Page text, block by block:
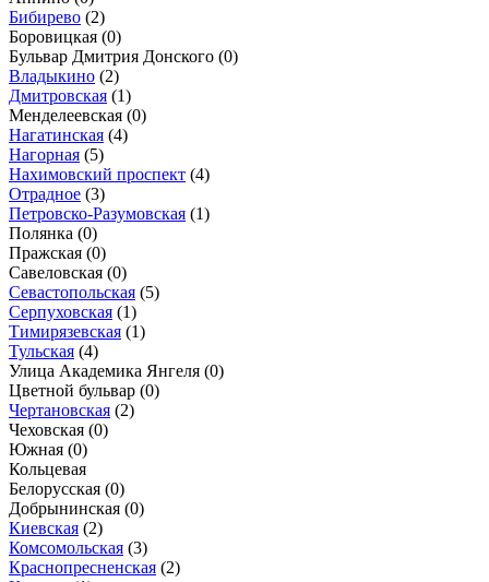
Бибирево (2)
Боровицкая (0)
Бульвар Дмитрия Донского (0)
Владыкино (2)
Дмитровская (1)
Менделеевская (0)
Нагатинская (4)
Нагорная (5)
Нахимовский проспект (4)
Отрадное (3)
Петровско-Разумовская (1)
Полянка (0)
Пражская (0)
Савеловская (0)
Севастопольская (5)
Серпуховская (1)
Тимирязевская (1)
Тульская (4)
Улица Академика Янгеля (0)
Цветной бульвар (0)
Чертановская (2)
Чеховская (0)
Южная (0)
Кольцевая
Белорусская (0)
Добрынинская (0)
Киевская (2)
Комсомольская (3)
Краснопресненская (2)